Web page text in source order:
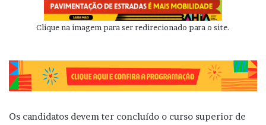
Clique na imagem para ser redirecionado para o site.
Os candidatos devem ter concluído o curso superior de